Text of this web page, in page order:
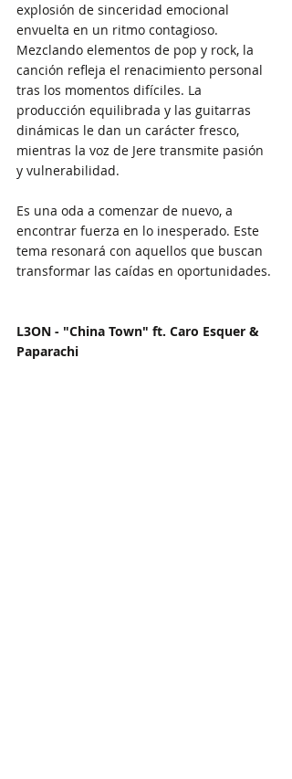
explosión de sinceridad emocional
envuelta en un ritmo contagioso.
Mezclando elementos de pop y rock, la
canción refleja el renacimiento personal
tras los momentos difíciles. La
producción equilibrada y las guitarras
dinámicas le dan un carácter fresco,
mientras la voz de Jere transmite pasión
y vulnerabilidad.
Es una oda a comenzar de nuevo, a
encontrar fuerza en lo inesperado. Este
tema resonará con aquellos que buscan
transformar las caídas en oportunidades.
L3ON - "China Town" ft. Caro Esquer &
Paparachi